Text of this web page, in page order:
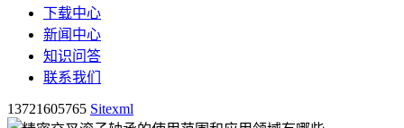
下载中心
新闻中心
知识问答
联系我们
13721605765 Sitexml